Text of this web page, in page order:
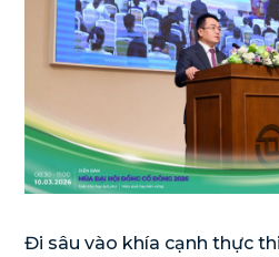
Đi sâu vào khía cạnh thực